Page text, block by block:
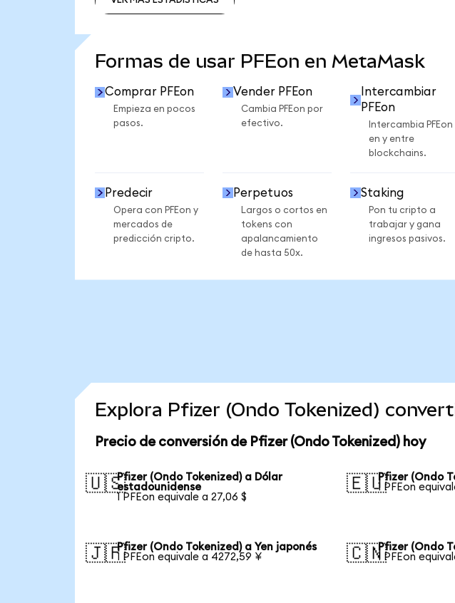
Formas de usar PFEon en MetaMask
Comprar PFEon
Empieza en pocos
pasos.
Vender PFEon
Cambia PFEon por
efectivo.
Intercambiar
PFEon
Intercambia PFEon
en y entre
blockchains.
Predecir
Opera con PFEon y
mercados de
predicción cripto.
Perpetuos
Largos o cortos en
tokens con
apalancamiento
de hasta 50x.
Staking
Pon tu cripto a
trabajar y gana
ingresos pasivos.
Explora Pfizer (Ondo Tokenized)
Precio de conversión de Pfizer (Ondo Tokenized) hoy
🇺🇸Pfizer (Ondo Tokenized) a Dólar
estadounidense
1 PFEon equivale a 27,06 $
🇪🇺Pfizer (Ondo
1 PFEon
🇯🇵Pfizer (Ondo Tokenized) a Yen japonés
1 PFEon equivale a 4272,59 ¥
🇨🇳Pfizer (Ondo
1 PFEon